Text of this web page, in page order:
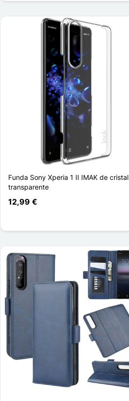
Funda Sony Xperia 1 II IMAK de cristal
transparente
12,99 €